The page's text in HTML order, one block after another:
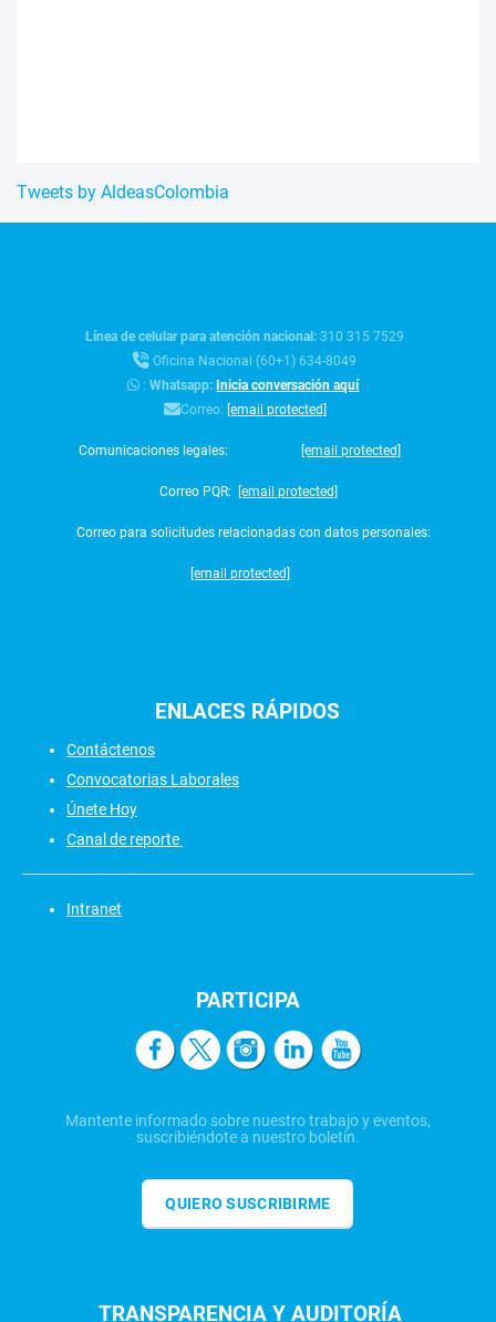
Tweets by AldeasColombia
Línea de celular para atención nacional:310 315 7529
Oficina Nacional (60+1) 634-8049
:Whatsapp:Inicia conversación aquí
Correo: [email protected]
Comunicaciones legales: [email protected]
Correo PQR: [email protected]
Correo para solicitudes relacionadas con datos personales:
[email protected]
ENLACES RÁPIDOS
Contáctenos
Convocatorias Laborales
Únete Hoy
Canal de reporte
Intranet
PARTICIPA
Mantente informado sobre nuestro trabajo y eventos,
suscribiéndote a nuestro boletín.
QUIERO SUSCRIBIRME
TRANSPARENCIA Y AUDITORÍA